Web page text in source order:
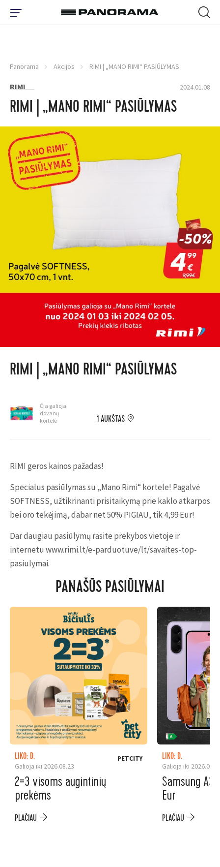
Panorama Akcijos RIMI | „MANO RIMI“ PASIŪLYMAS
RIMI 2024.01.08
RIMI | „MANO RIMI“ PASIŪLYMAS
RIMI | „MANO RIMI“ PASIŪLYMAS
Čia galioja
dovanų
kortelė
1 AUKŠTAS
RIMI geros kainos pažadas!
Specialus pasiūlymas su „Mano Rimi“ kortele! Pagalvė
SOFTNESS, užtikrinanti prisitaikymą prie kaklo atkarpos
bei oro tekėjimą, dabar net 50% PIGIAU, tik 4,99 Eur!
Dar daugiau pasiūlymų rasite prekybos vietoje ir
internetu www.rimi.lt/e-parduotuve/lt/savaites-top-
pasiulymai.
PANAŠŪS PASIŪLYMAI
LIKO: D.
Galioja iki 2026.08.23
PETCITY
2=3 visoms augintinių
prekėms
PLAČIAU
LIKO: D.
Galioja iki
Samsung
Eur
PLAČIAU